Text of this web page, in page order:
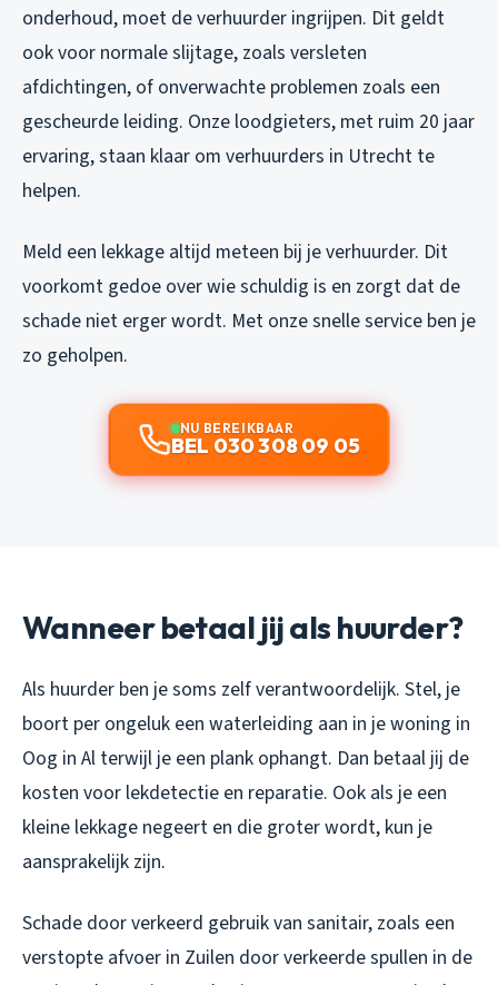
onderhoud, moet de verhuurder ingrijpen. Dit geldt
ook voor normale slijtage, zoals versleten
afdichtingen, of onverwachte problemen zoals een
gescheurde leiding. Onze loodgieters, met ruim 20 jaar
ervaring, staan klaar om verhuurders in Utrecht te
helpen.
Meld een lekkage altijd meteen bij je verhuurder. Dit
voorkomt gedoe over wie schuldig is en zorgt dat de
schade niet erger wordt. Met onze snelle service ben je
zo geholpen.
NU BEREIKBAAR
BEL 030 308 09 05
Wanneer betaal jij als huurder?
Als huurder ben je soms zelf verantwoordelijk. Stel, je
boort per ongeluk een waterleiding aan in je woning in
Oog in Al terwijl je een plank ophangt. Dan betaal jij de
kosten voor lekdetectie en reparatie. Ook als je een
kleine lekkage negeert en die groter wordt, kun je
aansprakelijk zijn.
Schade door verkeerd gebruik van sanitair, zoals een
verstopte afvoer in Zuilen door verkeerde spullen in de